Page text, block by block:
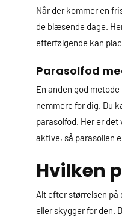
Når der kommer en
de blæsende dage.
efterfølgende kan
Parasolfod
En anden god
nemmere for dig. Du
parasolfod. Her er
aktive, så parasollen
Hvilken
Alt efter størrelsen på
eller skygger for den.